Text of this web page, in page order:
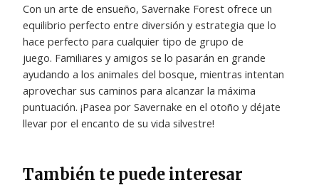
Con un arte de ensueño, Savernake Forest ofrece un
equilibrio perfecto entre diversión y estrategia que lo
hace perfecto para cualquier tipo de grupo de
juego. Familiares y amigos se lo pasarán en grande
ayudando a los animales del bosque, mientras intentan
aprovechar sus caminos para alcanzar la máxima
puntuación. ¡Pasea por Savernake en el otoño y déjate
llevar por el encanto de su vida silvestre!
También te puede interesar